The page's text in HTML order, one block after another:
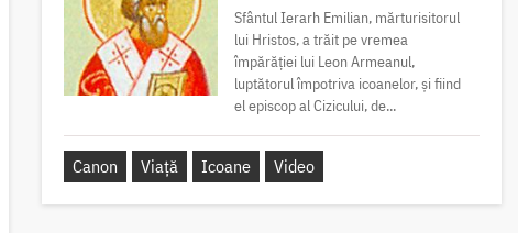
Sfântul Ierarh Emilian, mărturisitorul
lui Hristos, a trăit pe vremea
împărăției lui Leon Armeanul,
luptătorul împotriva icoanelor, și fiind
el episcop al Cizicului, de...
Canon Viață Icoane Video